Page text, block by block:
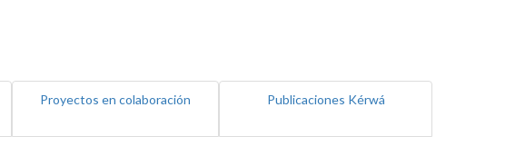
Proyectos en colaboración Publicaciones Kérwá